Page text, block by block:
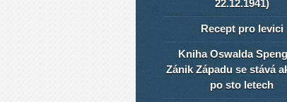
22.12.1941)
Recept pro levici
Kniha Oswalda
Zánik Západu se stává
po sto letech